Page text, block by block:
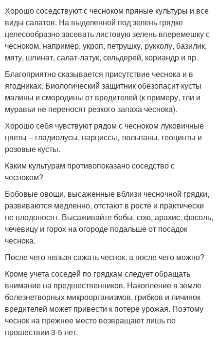
Хорошо соседствуют с чесноком пряные культуры и все
виды салатов. На выделенной под зелень грядке
целесообразно засевать листовую зелень вперемешку с
чесноком, например, укроп, петрушку, рукколу, базилик,
мяту, шпинат, салат-латук, сельдерей, кориандр и пр.
Благоприятно сказывается присутствие чеснока и в
ягодниках. Биологический защитник обезопасит кусты
малины и смородины от вредителей (к примеру, тли и
муравьи не переносят резкого запаха чеснока).
Хорошо себя чувствуют рядом с чесноком луковичные
цветы – гладиолусы, нарциссы, тюльпаны, геоцинты и
розовые кусты.
Каким культурам противопоказано соседство с
чесноком?
Бобовые овощи, высаженные вблизи чесночной грядки,
развиваются медленно, отстают в росте и практически
не плодоносят. Высаживайте бобы, сою, арахис, фасоль,
чечевицу и горох на огороде подальше от посадок
чеснока.
После чего нельзя сажать чеснок, а после чего можно?
Кроме учета соседей по грядкам следует обращать
внимание на предшественников. Накопление в земле
болезнетворных микроорганизмов, грибков и личинок
вредителей может привести к потере урожая. Поэтому
чеснок на прежнее место возвращают лишь по
прошествии 3-5 лет.